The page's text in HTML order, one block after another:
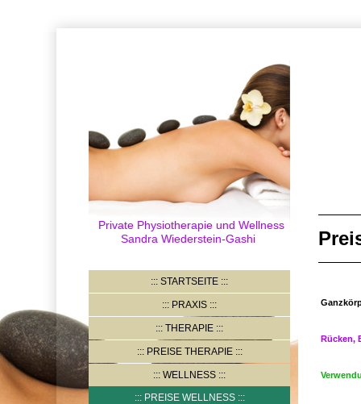
Private Physiotherapie und Wellness
Sandra Wiederstein-Gashi
STARTSEITE
PRAXIS
THERAPIE
PREISE THERAPIE
WELLNESS
PREISE WELLNESS
Rücken,